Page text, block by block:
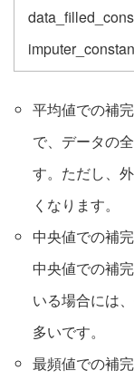
平均値での補
で、データの
す。ただし、
くなります。
中央値での補
中央値での補
いる場合には
多いです。
最頻値での補